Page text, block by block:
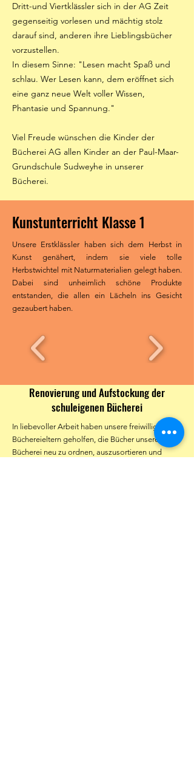
Dritt-und Viertklässler sich in der AG Zeit
gegenseitig vorlesen und mächtig stolz
darauf sind, anderen ihre Lieblingsbücher
vorzustellen.
In diesem Sinne: "Lesen macht Spaß und
schlau. Wer Lesen kann, dem eröffnet sich
eine ganz neue Welt voller Wissen,
Phantasie und Spannung."
Viel Freude wünschen die Kinder der
Bücherei AG allen Kinder an der Paul-Maar-
Grundschule Sudweyhe in unserer
Bücherei.
Kunstunterricht Klasse 1
Unsere Erstklässler haben sich dem Herbst in
Kunst genähert, indem sie viele tolle
Herbstwichtel mit Naturmaterialien gelegt haben.
Dabei sind unheimlich schöne Produkte
entstanden, die allen ein Lächeln ins Gesicht
gezaubert haben.
Renovierung und Aufstockung der
schuleigenen Bücherei
In liebevoller Arbeit haben unsere freiwilligen
Büchereieltern geholfen, die Bücher unserer
Bücherei neu zu ordnen, auszusortieren und